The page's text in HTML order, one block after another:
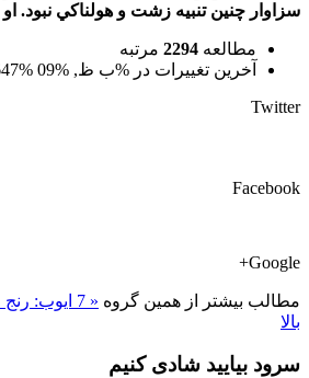
سزاوار چنين‌ تنبيه‌ زشت‌ و هولناكي‌ نبود. او
مطالعه 2294 مرتبه
آخرین تغییرات در %ب ظ, %09 %647 %1394 %14:%بهمن
Twitter
Facebook
Google+
مطالب بیشتر از همین گروه « 7 ايوب: رنج من بي پايان است
بالا
سرود بیایید شادی کنیم